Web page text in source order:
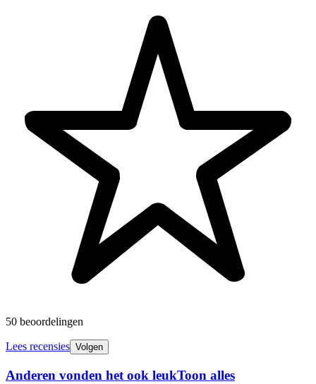
50 beoordelingen
Lees recensies Volgen
Anderen vonden het ook leukToon alles